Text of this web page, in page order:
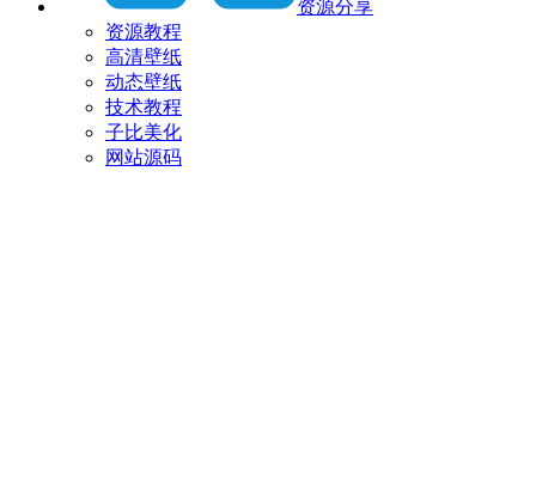
资源分享
资源教程
高清壁纸
动态壁纸
技术教程
子比美化
网站源码